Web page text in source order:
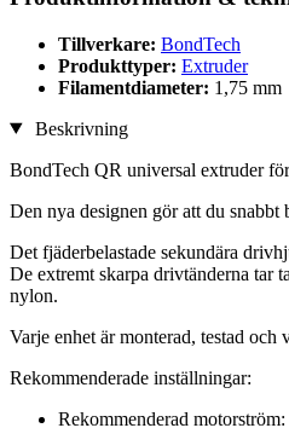
Tillverkare: BondTech
Produkttyper: Extruder
Filamentdiameter: 1,75 mm
Beskrivning
BondTech QR universal extruder
Den nya designen gör att du snabbt
Det fjäderbelastade sekundära
De extremt skarpa drivtänderna tar
nylon.
Varje enhet är monterad, testad
Rekommenderade inställningar:
Rekommenderad